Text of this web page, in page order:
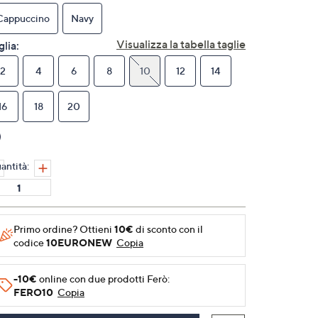
alla
pagina.
Navy
Visualizza la tabella taglie
2 4 6 8 10 12 14
18 20
Primo ordine? Ottieni 10€ di sconto con il
codice10EURONEW Copia
-10€ online con due prodotti Ferò:
FERO10 Copia